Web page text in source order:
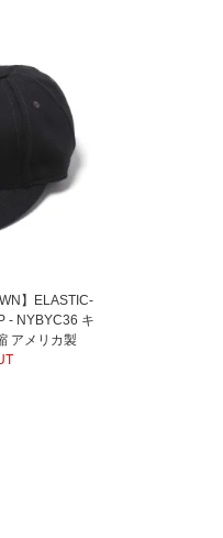
】ELASTIC-
- NYBYC36 キ
アメリカ製